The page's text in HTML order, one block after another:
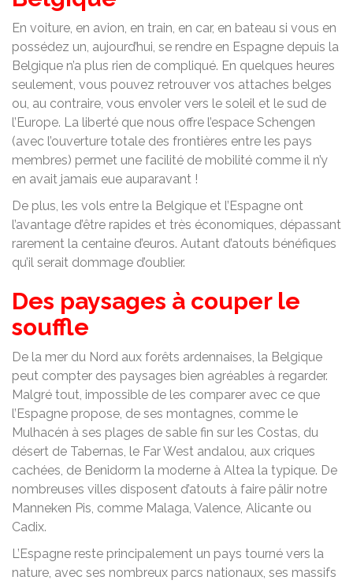
En voiture, en avion, en train, en car, en bateau si vous en
possédez un, aujourd’hui, se rendre en Espagne depuis la
Belgique n’a plus rien de compliqué. En quelques heures
seulement, vous pouvez retrouver vos attaches belges
ou, au contraire, vous envoler vers le soleil et le sud de
l’Europe. La liberté que nous offre l’espace Schengen
(avec l’ouverture totale des frontières entre les pays
membres) permet une facilité de mobilité comme il n’y
en avait jamais eue auparavant !
De plus, les vols entre la Belgique et l’Espagne ont
l’avantage d’être rapides et très économiques, dépassant
rarement la centaine d’euros. Autant d’atouts bénéfiques
qu’il serait dommage d’oublier.
Des paysages à couper le
souffle
De la mer du Nord aux forêts ardennaises, la Belgique
peut compter des paysages bien agréables à regarder.
Malgré tout, impossible de les comparer avec ce que
l’Espagne propose, de ses montagnes, comme le
Mulhacén à ses plages de sable fin sur les Costas, du
désert de Tabernas, le Far West andalou, aux criques
cachées, de Benidorm la moderne à Altea la typique. De
nombreuses villes disposent d’atouts à faire pâlir notre
Manneken Pis, comme Malaga, Valence, Alicante ou
Cadix.
L’Espagne reste principalement un pays tourné vers la
nature, avec ses nombreux parcs nationaux, ses massifs